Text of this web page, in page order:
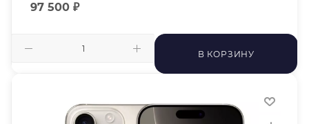
97 500 ₽
В КОРЗИНУ